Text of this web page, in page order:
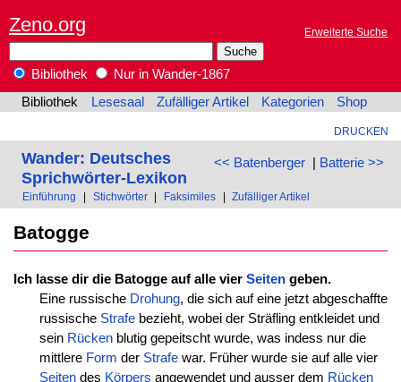
Zeno.org Erweiterte Suche
Bibliothek
Nur in Wander-1867
Bibliothek
Lesesaal Zufälliger Artikel Kategorien Shop
DRUCKEN
<< Batenberger| Batterie >>
Wander: Deutsches
Sprichwörter-Lexikon
Einführung Stichwörter Faksimiles Zufälliger Artikel
Batogge
Ich lasse dir die Batogge auf alle vier Seitengeben.
Eine russische Drohung, die sich auf eine jetzt abgeschaffte
russische Strafebezieht, wobei der Sträfling entkleidet und
sein Rückenblutig gepeitscht wurde, was indess nur die
mittlere Form der Strafewar. Früher wurde sie auf alle vier
Seitendes Körpers angewendet und ausser dem Rücken